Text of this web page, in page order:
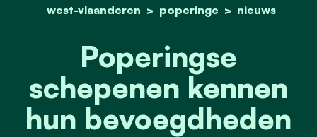
home
west-vlaanderen poperinge nieuws
poperingse schepenen
Poperingse
schepenen kennen
hun bevoegdheden